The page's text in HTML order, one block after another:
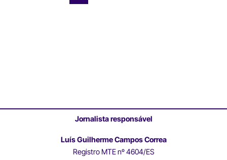
Jornalista responsável
Luís Guilherme Campos Correa
Registro MTE nº 4604/ES